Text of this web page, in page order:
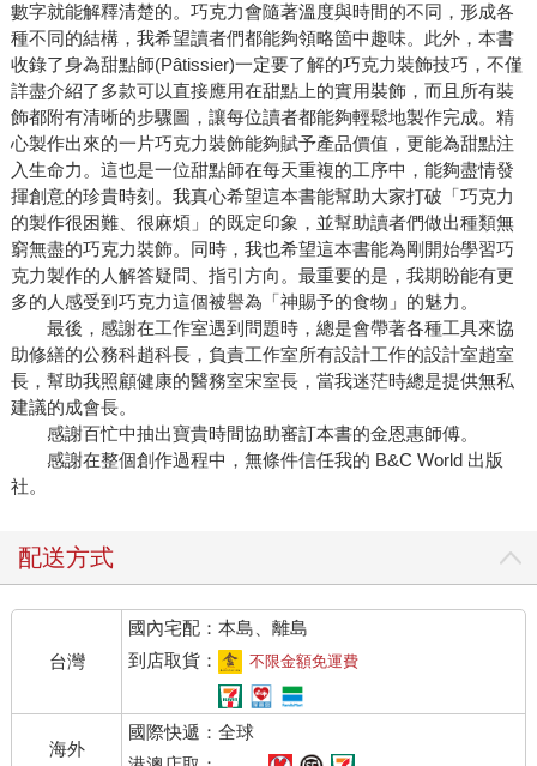
數字就能解釋清楚的。巧克力會隨著溫度與時間的不同，形成各
種不同的結構，我希望讀者們都能夠領略箇中趣味。此外，本書
收錄了身為甜點師(Pâtissier)一定要了解的巧克力裝飾技巧，不僅
詳盡介紹了多款可以直接應用在甜點上的實用裝飾，而且所有裝
飾都附有清晰的步驟圖，讓每位讀者都能夠輕鬆地製作完成。精
心製作出來的一片巧克力裝飾能夠賦予產品價值，更能為甜點注
入生命力。這也是一位甜點師在每天重複的工序中，能夠盡情發
揮創意的珍貴時刻。我真心希望這本書能幫助大家打破「巧克力
的製作很困難、很麻煩」的既定印象，並幫助讀者們做出種類無
窮無盡的巧克力裝飾。同時，我也希望這本書能為剛開始學習巧
克力製作的人解答疑問、指引方向。最重要的是，我期盼能有更
多的人感受到巧克力這個被譽為「神賜予的食物」的魅力。
最後，感謝在工作室遇到問題時，總是會帶著各種工具來協
助修繕的公務科趙科長，負責工作室所有設計工作的設計室趙室
長，幫助我照顧健康的醫務室宋室長，當我迷茫時總是提供無私
建議的成會長。
感謝百忙中抽出寶貴時間協助審訂本書的金恩惠師傅。
感謝在整個創作過程中，無條件信任我的 B&C World 出版
社。
配送方式
台灣
國內宅配：本島、離島
到店取貨：
不限金額免運費
海外
國際快遞：全球